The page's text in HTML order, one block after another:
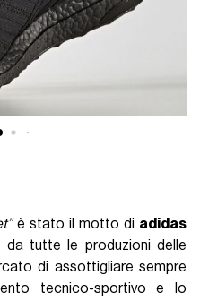
è stato il motto di adidas
da tutte le produzioni delle
di assottigliare sempre
tecnico-sportivo e lo